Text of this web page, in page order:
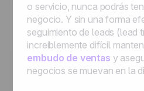
o servicio, nunca podrás
negocio. Y sin una forma
seguimiento de leads (lead
increíblemente difícil
embudo de ventas y
negocios se muevan en la